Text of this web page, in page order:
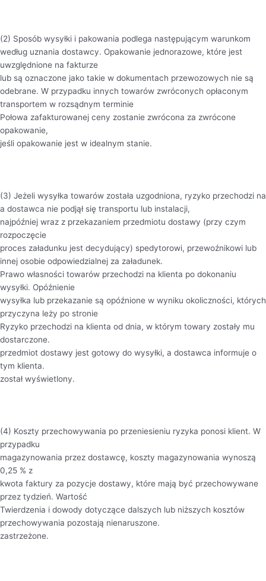
(2) Sposób wysyłki i pakowania podlega następującym warunkom
według uznania dostawcy. Opakowanie jednorazowe, które jest
uwzględnione na fakturze
lub są oznaczone jako takie w dokumentach przewozowych nie są
odebrane. W przypadku innych towarów zwróconych opłaconym
transportem w rozsądnym terminie
Połowa zafakturowanej ceny zostanie zwrócona za zwrócone
opakowanie,
jeśli opakowanie jest w idealnym stanie.
(3) Jeżeli wysyłka towarów została uzgodniona, ryzyko przechodzi na
a dostawca nie podjął się transportu lub instalacji,
najpóźniej wraz z przekazaniem przedmiotu dostawy (przy czym
rozpoczęcie
proces załadunku jest decydujący) spedytorowi, przewoźnikowi lub
innej osobie odpowiedzialnej za załadunek.
Prawo własności towarów przechodzi na klienta po dokonaniu
wysyłki. Opóźnienie
wysyłka lub przekazanie są opóźnione w wyniku okoliczności, których
przyczyna leży po stronie
Ryzyko przechodzi na klienta od dnia, w którym towary zostały mu
dostarczone.
przedmiot dostawy jest gotowy do wysyłki, a dostawca informuje o
tym klienta.
został wyświetlony.
(4) Koszty przechowywania po przeniesieniu ryzyka ponosi klient. W
przypadku
magazynowania przez dostawcę, koszty magazynowania wynoszą
0,25 % z
kwota faktury za pozycje dostawy, które mają być przechowywane
przez tydzień. Wartość
Twierdzenia i dowody dotyczące dalszych lub niższych kosztów
przechowywania pozostają nienaruszone.
zastrzeżone.